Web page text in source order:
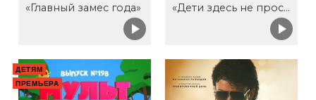
«Главный замес года» «Дети здесь не просто так»
ДЕТЯМ
ПРЕМЬЕРА